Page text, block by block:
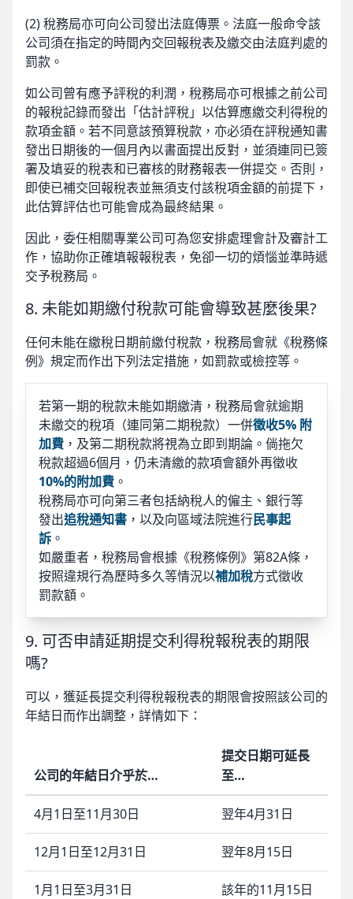
(2) 稅務局亦可向公司發出法庭傳票。法庭一般命令該
公司須在指定的時間內交回報稅表及繳交由法庭判處的
罰款。
如公司曾有應予評稅的利潤，稅務局亦可根據之前公司
的報稅記錄而發出「估計評稅」以估算應繳交利得稅的
款項金額。若不同意該預算稅款，亦必須在評稅通知書
發出日期後的一個月內以書面提出反對，並須連同已簽
署及填妥的稅表和已審核的財務報表一併提交。否則，
即使已補交回報稅表並無須支付該稅項金額的前提下，
此估算評估也可能會成為最終結果。
因此，委任相關專業公司可為您安排處理會計及審計工
作，協助你正確填報報稅表，免卻一切的煩惱並準時遞
交予稅務局。
8. 未能如期繳付稅款可能會導致甚麼後果?
任何未能在繳稅日期前繳付稅款，稅務局會就《稅務條
例》規定而作出下列法定措施，如罰款或檢控等。
若第一期的稅款未能如期繳清，稅務局會就逾期
未繳交的稅項（連同第二期稅款）一併徵收5% 附
加費 ，及第二期稅款將視為立即到期論。倘拖欠
稅款超過6個月，仍未清繳的款項會額外再徵收
10%的附加費 。
稅務局亦可向第三者包括納稅人的僱主、銀行等
發出追稅通知書 ，以及向區域法院進行民事起
訴 。
如嚴重者，稅務局會根據《稅務條例》第82A條，
按照違規行為歷時多久等情況以補加稅方式徵收
罰款額。
9. 可否申請延期提交利得稅報稅表的期限
嗎?
可以，獲延長提交利得稅報稅表的期限會按照該公司的
年結日而作出調整，詳情如下：
公司的年結日介乎於…
提交日期可延長
至…
4月1日至11月30日 翌年4月31日
12月1日至12月31日 翌年8月15日
1月1日至3月31日 該年的11月15日